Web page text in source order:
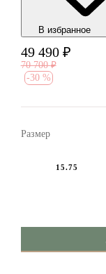
В избранноe
49 490 ₽
70 700 ₽
-30 %
Размер
15.75